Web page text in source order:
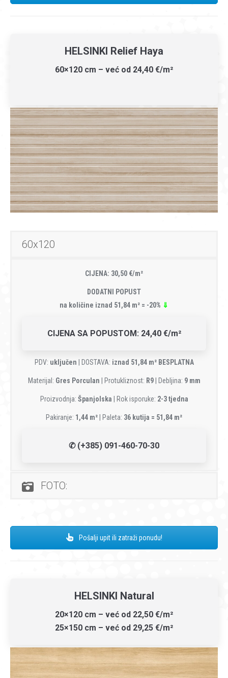
HELSINKI Relief Haya
60×120 cm – već od 24,40 €/m²
60x120
CIJENA: 30,50 €/m²
DODATNI POPUST
na količine iznad 51,84 m² = -20% ⇓
CIJENA SA POPUSTOM: 24,40 €/m²
PDV: uključen | DOSTAVA: iznad 51,84 m² BESPLATNA
Materijal: Gres Porculan | Protukliznost: R9 | Debljina: 9 mm
Proizvodnja: Španjolska | Rok isporuke: 2-3 tjedna
Pakiranje: 1,44 m² | Paleta: 36 kutija = 51,84 m²
✆ (+385) 091-460-70-30
FOTO:
Pošalji upit ili zatraži ponudu!
HELSINKI Natural
20×120 cm – već od 22,50 €/m²
25×150 cm – već od 29,25 €/m²